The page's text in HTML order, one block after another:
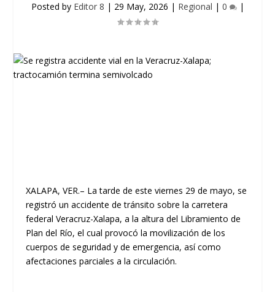
Posted by Editor 8 | 29 May, 2026 | Regional | 0 |
XALAPA, VER.– La tarde de este viernes 29 de mayo, se
registró un accidente de tránsito sobre la carretera
federal Veracruz-Xalapa, a la altura del Libramiento de
Plan del Río, el cual provocó la movilización de los
cuerpos de seguridad y de emergencia, así como
afectaciones parciales a la circulación.